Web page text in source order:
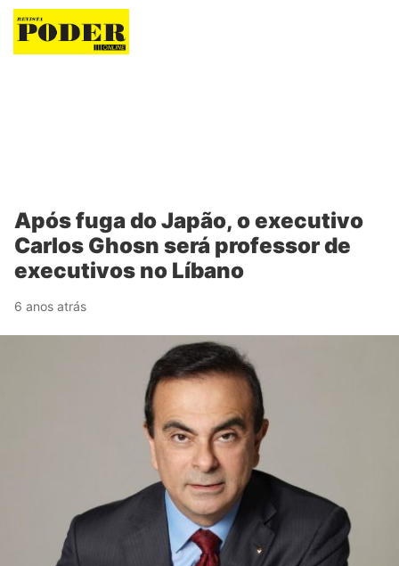
Revista Poder
Após fuga do Japão, o executivo
Carlos Ghosn será professor de
executivos no Líbano
6 anos atrás